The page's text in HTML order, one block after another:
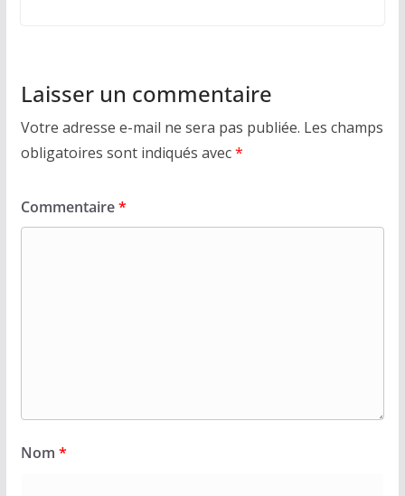
Laisser un commentaire
Votre adresse e-mail ne sera pas publiée. Les champs
obligatoires sont indiqués avec*
Commentaire*
Nom *